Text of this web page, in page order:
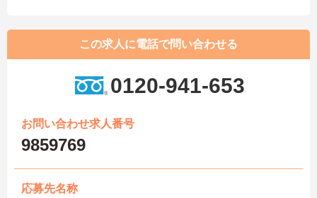
この求人に電話で問い合わせる
0120-941-653
お問い合わせ求人番号
9859769
応募先名称